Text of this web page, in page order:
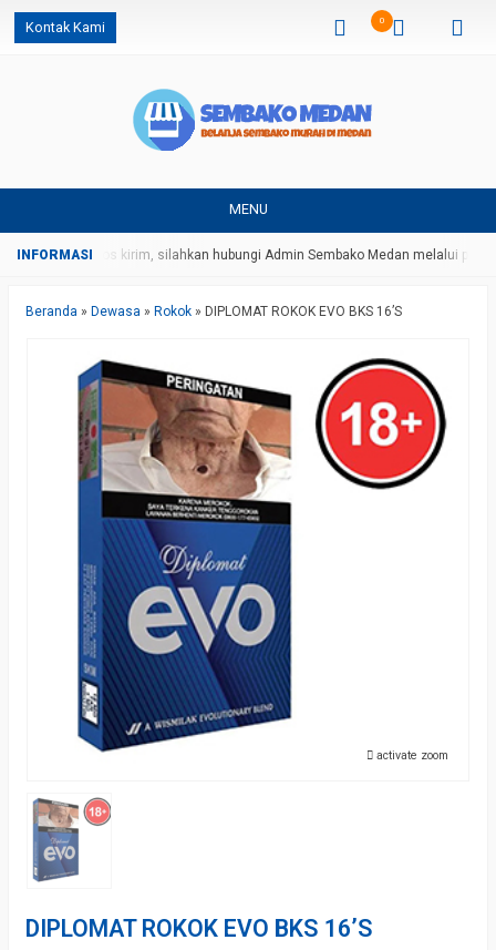
Kontak Kami 0
MENU
dan ongkos kirim, silahkan hubungi Admin Sembako Medan melalui pesan
Beranda » Dewasa » Rokok » DIPLOMAT ROKOK EVO BKS 16’S
activate zoom
DIPLOMAT ROKOK EVO BKS 16’S